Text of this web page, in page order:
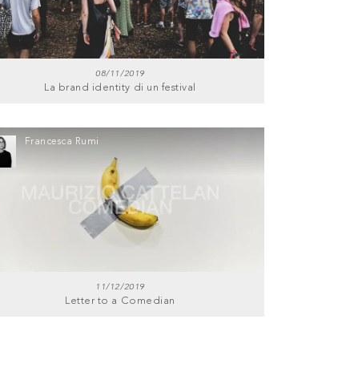
08/11/2019
La brand identity di un festival
11/12/2019
Letter to a Comedian
Francesca Rumi